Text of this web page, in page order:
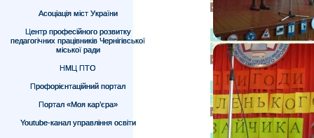
Асоціація міст України
Центр професійного розвитку
педагогічних працівників Чернігівської
міської ради
НМЦ ПТО
Профорієнтаційний портал
Портал «Моя кар’єра»
Youtube-канал управління освіти